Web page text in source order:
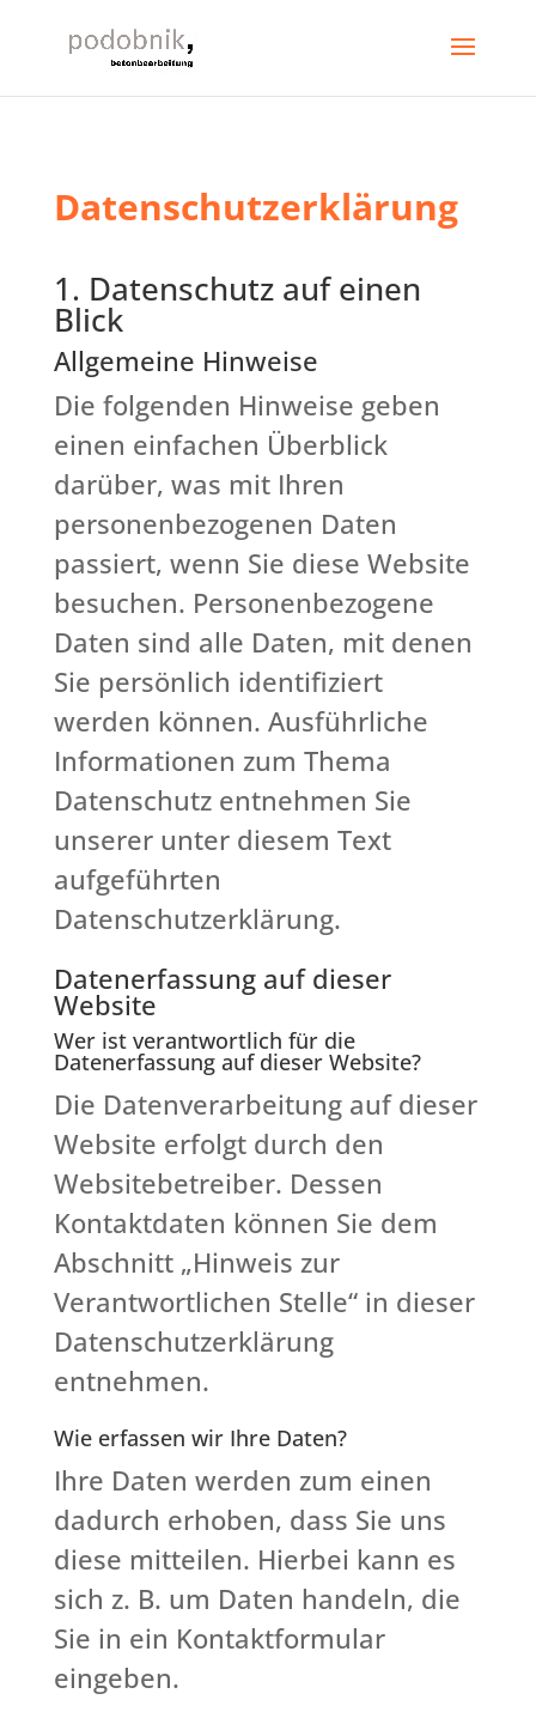
Datenschutzerklärung
1. Datenschutz auf einen
Blick
Allgemeine Hinweise
Die folgenden Hinweise geben
einen einfachen Überblick
darüber, was mit Ihren
personenbezogenen Daten
passiert, wenn Sie diese Website
besuchen. Personenbezogene
Daten sind alle Daten, mit denen
Sie persönlich identifiziert
werden können. Ausführliche
Informationen zum Thema
Datenschutz entnehmen Sie
unserer unter diesem Text
aufgeführten
Datenschutzerklärung.
Datenerfassung auf dieser
Website
Wer ist verantwortlich für die
Datenerfassung auf dieser Website?
Die Datenverarbeitung auf dieser
Website erfolgt durch den
Websitebetreiber. Dessen
Kontaktdaten können Sie dem
Abschnitt „Hinweis zur
Verantwortlichen Stelle“ in dieser
Datenschutzerklärung
entnehmen.
Wie erfassen wir Ihre Daten?
Ihre Daten werden zum einen
dadurch erhoben, dass Sie uns
diese mitteilen. Hierbei kann es
sich z. B. um Daten handeln, die
Sie in ein Kontaktformular
eingeben.